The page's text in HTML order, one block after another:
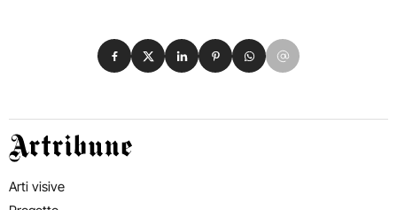
Condividi su Facebook
Condividi su X
Condividi su LinkedIn
Condividi su Pinterest
Condividi su WhatsApp
Condividi su Email
Artribune
Arti visive